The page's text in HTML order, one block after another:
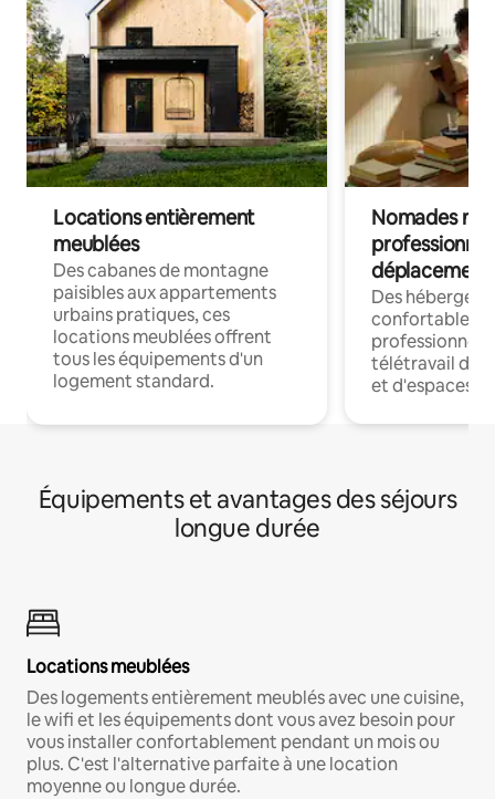
Locations entièrement
meublées
Des cabanes de montagne
paisibles aux appartements
urbains pratiques, ces
locations meublées offrent
tous les équipements d'un
logement standard.
Nomades
déplacement
Des
confortables
professionnels
télétravail
et d'espaces
Équipements et avantages des séjours
longue durée
Locations meublées
Des logements entièrement meublés avec une cuisine,
le wifi et les équipements dont vous avez besoin pour
vous installer confortablement pendant un mois ou
plus. C'est l'alternative parfaite à une location
moyenne ou longue durée.